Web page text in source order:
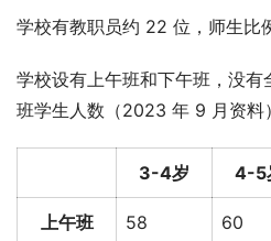
学校有教职员约 22 位，师生比
学校设有上午班和下午班，没
班学生人数（2023 年 9 月资料
3-4岁 4-5
上午班 58 60